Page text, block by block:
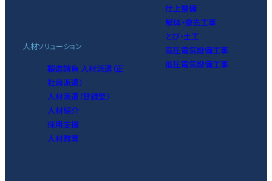
人材ソリューション
製造請負 人材派遣（正
社員派遣）
人材派遣（登録型）
人材紹介
採用支援
人材教育
仕上整備
解体・撤去工事
とび・土工
高圧電気設備工事
低圧電気設備工事